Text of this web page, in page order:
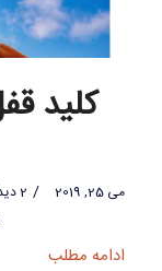
کلید
می 25, 2019 / 2 دیدگاه
ادامه مطلب